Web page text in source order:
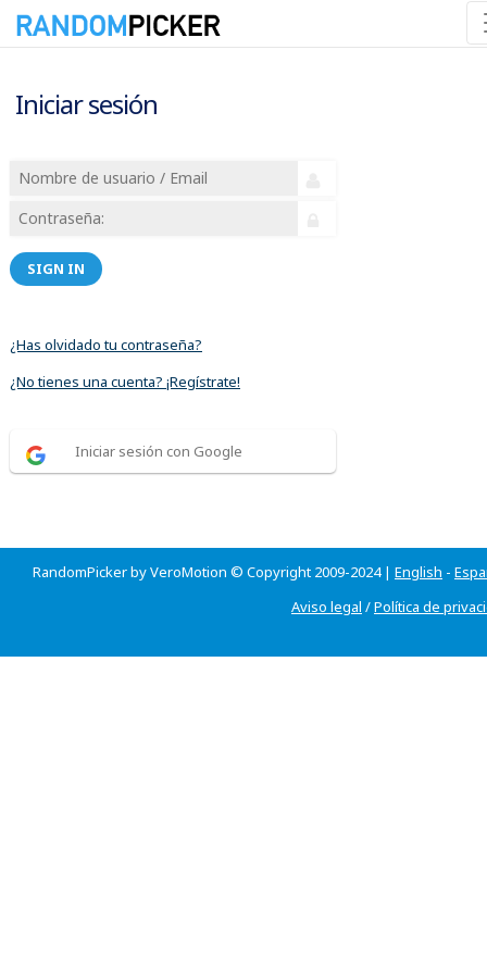
Iniciar sesión
SIGN IN
¿Has olvidado tu contraseña?
¿No tienes una cuenta? ¡Regístrate!
Iniciar sesión con Google
RandomPicker by VeroMotion © Copyright 2009-2024 | English -
Aviso legal /Política de